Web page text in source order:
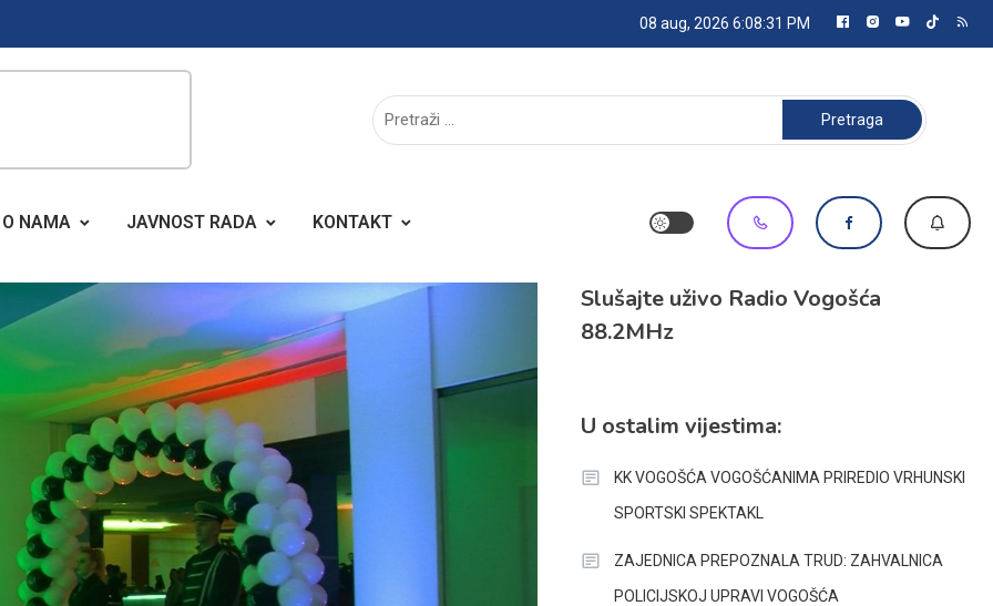
08 aug, 2026 6:08:32 PM
Pretraga:
O NAMA JAVNOST RADA KONTAKT
Slušajte uživo Radio Vogošća
88.2MHz
U ostalim vijestima:
KK VOGOŠĆA VOGOŠĆANIMA PRIREDIO VRHUNSKI
SPORTSKI SPEKTAKL
ZAJEDNICA PREPOZNALA TRUD: ZAHVALNICA
POLICIJSKOJ UPRAVI VOGOŠĆA